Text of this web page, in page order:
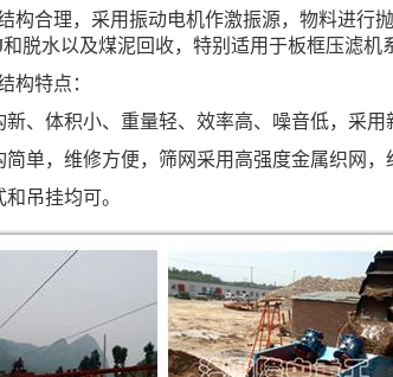
构合理，采用振动电机作激振源，物料进行
脱水以及煤泥回收，特别适用于板框压滤机
构特点：
新、体积小、重量轻、效率高、噪音低，采用
简单，维修方便，筛网采用高强度金属织网，
吊挂均可。